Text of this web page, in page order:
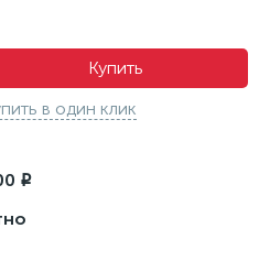
Купить
в один клик
i